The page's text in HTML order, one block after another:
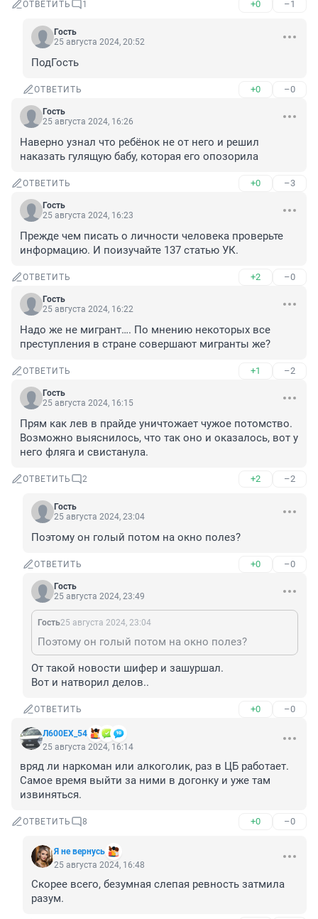
ОТВЕТИТЬ 1 +0 –1
Гость
25 августа 2024, 20:52
ПодГость
ОТВЕТИТЬ +0 –0
Гость
25 августа 2024, 16:26
Наверно узнал что ребёнок не от него и решил
наказать гулящую бабу, которая его опозорила
ОТВЕТИТЬ +0 –3
Гость
25 августа 2024, 16:23
Прежде чем писать о личности человека проверьте
информацию. И поизучайте 137 статью УК.
ОТВЕТИТЬ +2 –0
Гость
25 августа 2024, 16:22
Надо же не мигрант…. По мнению некоторых все
преступления в стране совершают мигранты же?
ОТВЕТИТЬ +1 –2
Гость
25 августа 2024, 16:15
Прям как лев в прайде уничтожает чужое потомство.
Возможно выяснилось, что так оно и оказалось, вот у
него фляга и свистанула.
ОТВЕТИТЬ 2 +2 –2
Гость
25 августа 2024, 23:04
Поэтому он голый потом на окно полез?
ОТВЕТИТЬ +0 –0
Гость
25 августа 2024, 23:49
Гость25 августа 2024, 23:04
Поэтому он голый потом на окно полез?
От такой новости шифер и зашуршал.
Вот и натворил делов..
ОТВЕТИТЬ +0 –0
Л600EХ_54
25 августа 2024, 16:14
вряд ли наркоман или алкоголик, раз в ЦБ работает.
Самое время выйти за ними в догонку и уже там
извиняться.
ОТВЕТИТЬ 8 +0 –0
Я не вернусь
25 августа 2024, 16:48
Скорее всего, безумная слепая ревность затмила
разум.